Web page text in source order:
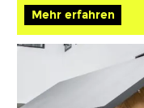
Mehr erfahren